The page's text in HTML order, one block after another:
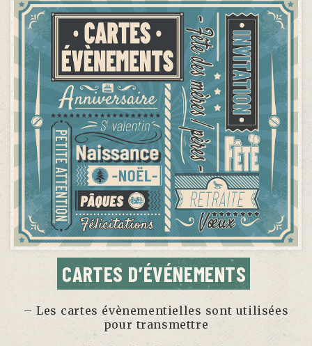
CARTES D’ÉVÉNEMENTS
– Les cartes évènementielles sont utilisées
pour transmettre